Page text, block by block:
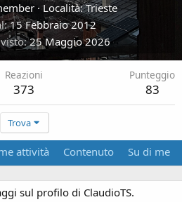
· Località:Trieste
15 Febbraio 2012
25 Maggio 2026
Reazioni
373
Punteggio
83
Trova
attività Contenuto Su di me
sul profilo di ClaudioTS.